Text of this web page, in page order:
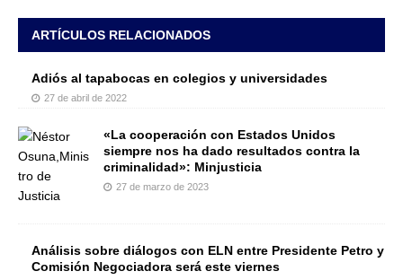
ARTÍCULOS RELACIONADOS
Adiós al tapabocas en colegios y universidades
27 de abril de 2022
«La cooperación con Estados Unidos
siempre nos ha dado resultados contra la
criminalidad»: Minjusticia
27 de marzo de 2023
Análisis sobre diálogos con ELN entre Presidente Petro y
Comisión Negociadora será este viernes